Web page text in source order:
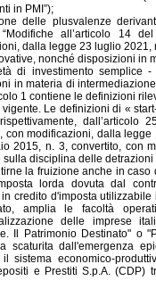
in PMI”);
delle plusvalenze
“Modifiche all’articolo 14
dalla legge 23 luglio
nonché disposizioni in
di investimento semplice
in materia di
1 contiene le definizioni
Le definizioni di «
con modificazioni, dalla
2015, n. 3, convertito, con
sulla disciplina delle
la fruizione anche in
lorda dovuta dal
credito d'imposta
amplia le facoltà
delle imprese
Il Patrimonio Destinato" o
scaturita dall'emergenza
il sistema economico-
e Prestiti S.p.A. (CDP)